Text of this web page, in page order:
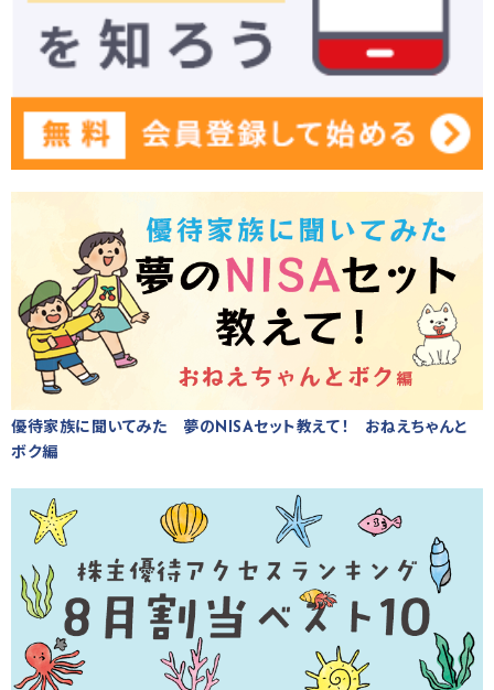
優待家族に聞いてみた 夢のNISAセット教えて！ おねえちゃんと
ボク編